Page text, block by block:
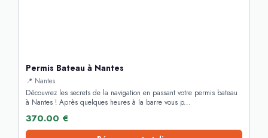
Permis Bateau à Nantes
📍 Nantes
Découvrez les secrets de la navigation en passant votre permis bateau
à Nantes ! Après quelques heures à la barre vous p...
370.00 €